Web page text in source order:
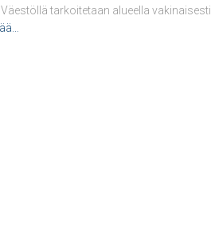
tarkoitetaan alueella vakinaisesti